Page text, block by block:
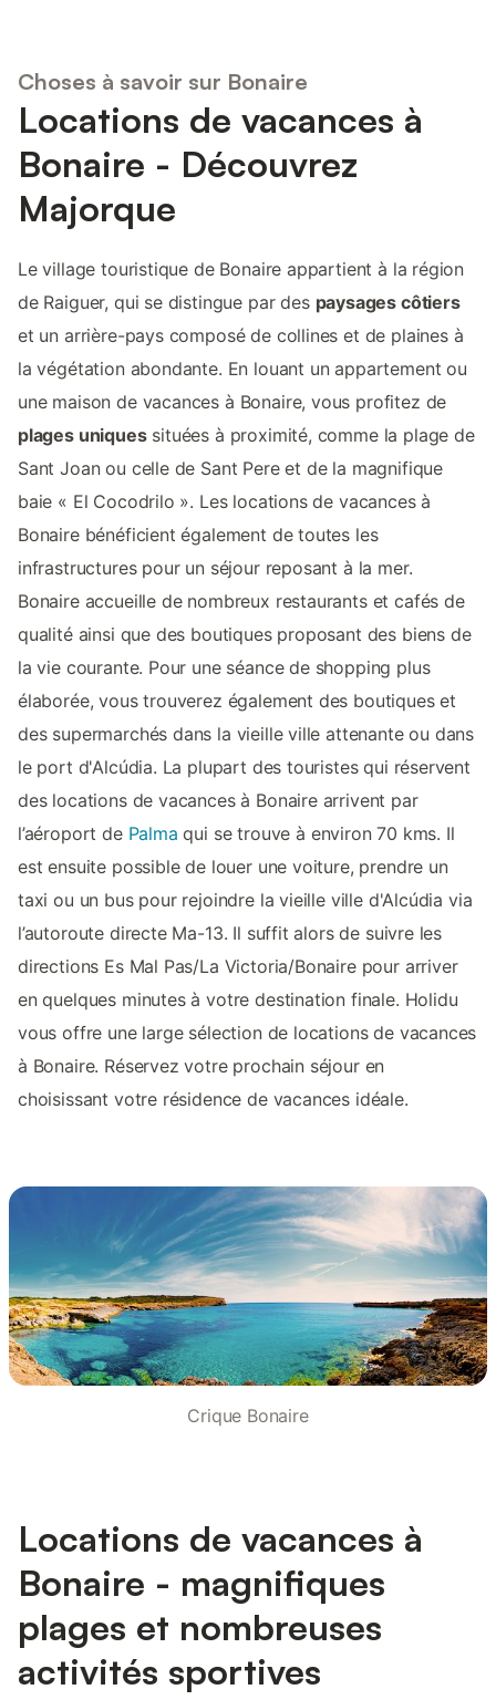
Choses à savoir sur Bonaire
Locations de vacances à
Bonaire - Découvrez
Majorque
Le village touristique de Bonaire appartient à la région
de Raiguer, qui se distingue par des paysages côtiers
et un arrière-pays composé de collines et de plaines à
la végétation abondante. En louant un appartement ou
une maison de vacances à Bonaire, vous profitez de
plages uniquessituées à proximité, comme la plage de
Sant Joan ou celle de Sant Pere et de la magnifique
baie « El Cocodrilo ». Les locations de vacances à
Bonaire bénéficient également de toutes les
infrastructures pour un séjour reposant à la mer.
Bonaire accueille de nombreux restaurants et cafés de
qualité ainsi que des boutiques proposant des biens de
la vie courante. Pour une séance de shopping plus
élaborée, vous trouverez également des boutiques et
des supermarchés dans la vieille ville attenante ou dans
le port d'Alcúdia. La plupart des touristes qui réservent
des locations de vacances à Bonaire arrivent par
l’aéroport de Palma qui se trouve à environ 70 kms. Il
est ensuite possible de louer une voiture, prendre un
taxi ou un bus pour rejoindre la vieille ville d'Alcúdia via
l’autoroute directe Ma-13. Il suffit alors de suivre les
directions Es Mal Pas/La Victoria/Bonaire pour arriver
en quelques minutes à votre destination finale. Holidu
vous offre une large sélection de locations de vacances
à Bonaire. Réservez votre prochain séjour en
choisissant votre résidence de vacances idéale.
Crique Bonaire
Locations de vacances à
Bonaire - magnifiques
plages et nombreuses
activités sportives